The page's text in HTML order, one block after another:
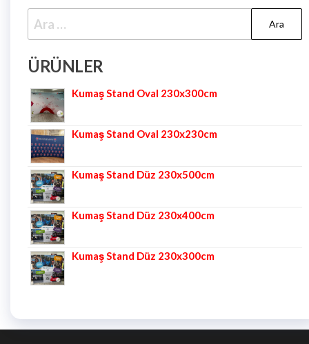
ÜRÜNLER
Kumaş Stand Oval 230x300cm
Kumaş Stand Oval 230x230cm
Kumaş Stand Düz 230x500cm
Kumaş Stand Düz 230x400cm
Kumaş Stand Düz 230x300cm